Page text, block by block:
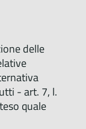
delle
- art. 7, l.
quale